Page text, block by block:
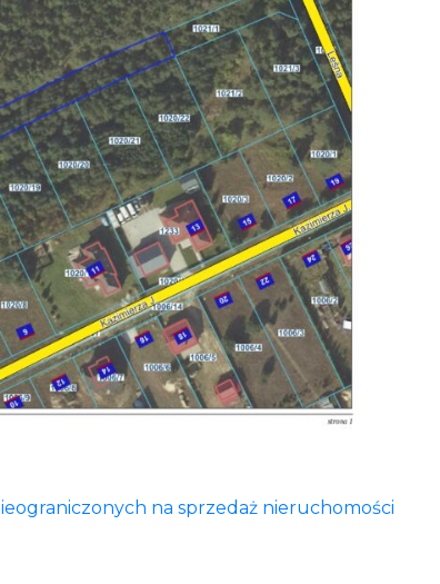
na sprzedaż nieruchomości